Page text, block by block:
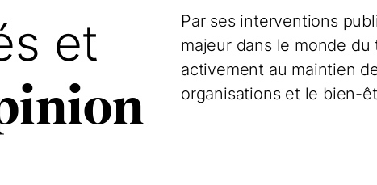
et
Par ses interventions
majeur dans le monde
activement au maintien
organisations et le bien-